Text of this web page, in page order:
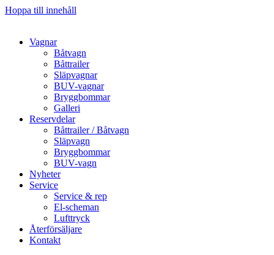
Hoppa till innehåll
Vagnar
Båtvagn
Båttrailer
Släpvagnar
BUV-vagnar
Bryggbommar
Galleri
Reservdelar
Båttrailer / Båtvagn
Släpvagn
Bryggbommar
BUV-vagn
Nyheter
Service
Service & rep
El-scheman
Lufttryck
Återförsäljare
Kontakt